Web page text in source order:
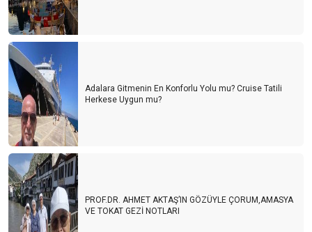
Adalara Gitmenin En Konforlu Yolu mu? Cruise Tatili
Herkese Uygun mu?
PROF.DR. AHMET AKTAŞ’IN GÖZÜYLE ÇORUM,AMASYA
VE TOKAT GEZİ NOTLARI